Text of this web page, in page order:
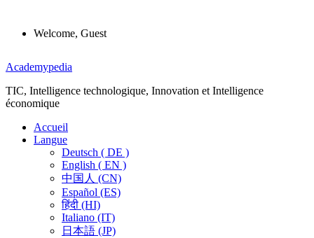
Welcome, Guest
Menu
Academypedia
TIC, Intelligence technologique, Innovation et Intelligence
économique
Accueil
Langue
Deutsch ( DE )
English ( EN )
中国人 (CN)
Español (ES)
हिंदी (HI)
Italiano (IT)
日本語 (JP)